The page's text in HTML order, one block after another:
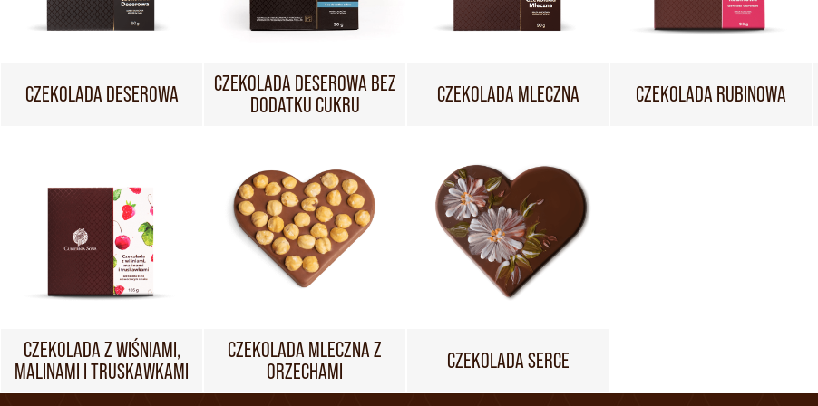
CZEKOLADA DESEROWA
CZEKOLADA DESEROWA BEZ
DODATKU CUKRU
CZEKOLADA MLECZNA CZEKOLADA RUBINOWA
CZEKOLADA Z WIŚNIAMI,
MALINAMI I TRUSKAWKAMI
CZEKOLADA MLECZNA Z
ORZECHAMI
CZEKOLADA SERCE